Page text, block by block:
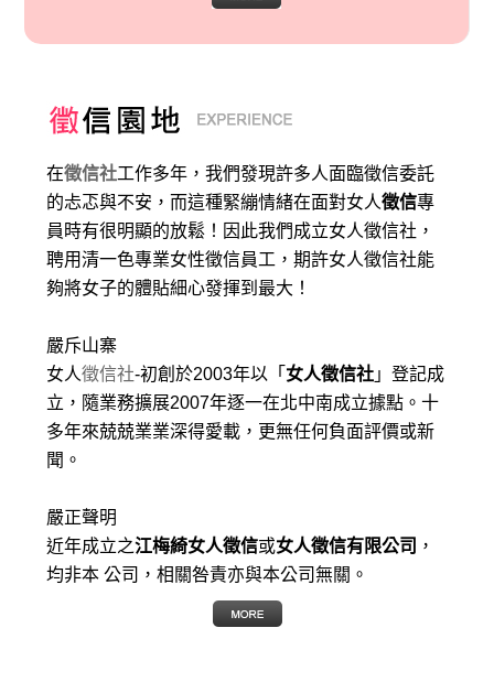
在徵信社工作多年，我們發現許多人面臨徵信委託
的忐忑與不安，而這種緊繃情緒在面對女人徵信專
員時有很明顯的放鬆！因此我們成立女人徵信社，
聘用清一色專業女性徵信員工，期許女人徵信社能
夠將女子的體貼細心發揮到最大 ！
嚴斥山寨
女人徵信社-初創於2003年以「 女人徵信社 」登記成
立，隨業務擴展2007年逐一在北中南成立據點。十
多年來兢兢業業深得愛載，更無任何負面評價或新
聞。
嚴正聲明
近年成立之江梅綺女人徵信或女人徵信有限公司 ，
均非本 公司，相關咎責亦與本公司無關。